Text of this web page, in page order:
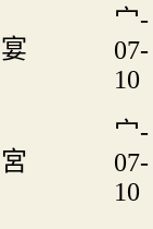
宴
宀-
07-
10
宮
宀-
07-
10